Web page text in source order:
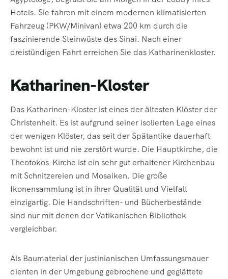
Hotels. Sie fahren mit einem modernen klimatisierten
Fahrzeug (PKW/Minivan) etwa 200 km durch die
faszinierende Steinwüste des Sinai. Nach einer
dreistündigen Fahrt erreichen Sie das Katharinenkloster.
Katharinen-Kloster
Das Katharinen-Kloster ist eines der ältesten Klöster der
Christenheit. Es ist aufgrund seiner isolierten Lage eines
der wenigen Klöster, das seit der Spätantike dauerhaft
bewohnt ist und nie zerstört wurde. Die Hauptkirche, die
Theotokos-Kirche ist ein sehr gut erhaltener Kirchenbau
mit Schnitzereien und Mosaiken. Die große
Ikonensammlung ist in ihrer Qualität und Vielfalt
einzigartig. Die Handschriften- und Bücherbestände
sind nur mit denen der Vatikanischen Bibliothek
vergleichbar.
Als Baumaterial der justinianischen Umfassungsmauer
dienten in der Umgebung gebrochene und geglättete